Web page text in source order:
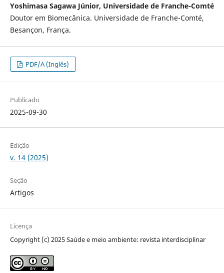
Yoshimasa Sagawa Júnior, Universidade de Franche-Comté
Doutor em Biomecânica. Universidade de Franche-Comté,
Besançon, França.
PDF/A (Inglês)
Publicado
2025-09-30
Edição
v. 14 (2025)
Seção
Artigos
Licença
Copyright (c) 2025 Saúde e meio ambiente: revista interdisciplinar